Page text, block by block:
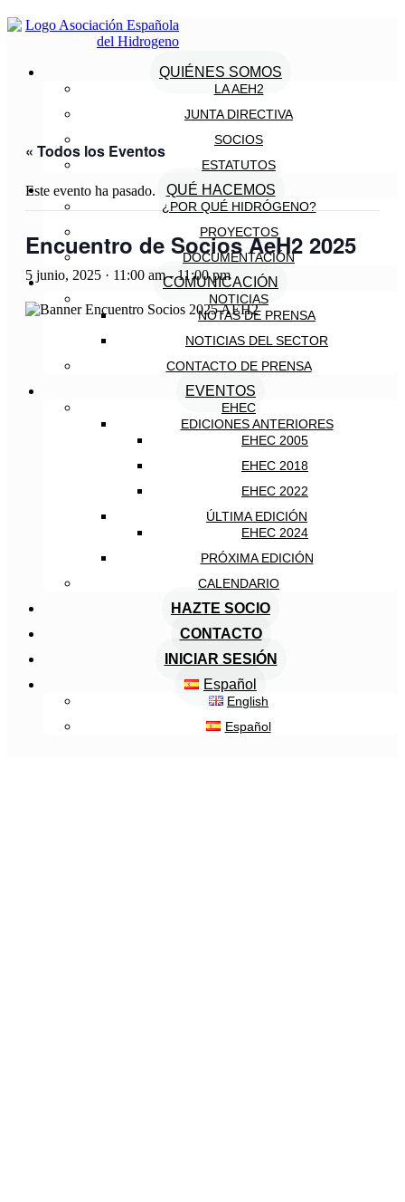
QUIÉNES SOMOS
LA AEH2
JUNTA DIRECTIVA
SOCIOS
ESTATUTOS
QUÉ HACEMOS
¿POR QUÉ HIDRÓGENO?
PROYECTOS
DOCUMENTACIÓN
COMUNICACIÓN
NOTICIAS
NOTAS DE PRENSA
NOTICIAS DEL SECTOR
CONTACTO DE PRENSA
EVENTOS
EHEC
EDICIONES ANTERIORES
EHEC 2005
EHEC 2018
EHEC 2022
ÚLTIMA EDICIÓN
EHEC 2024
PRÓXIMA EDICIÓN
CALENDARIO
HAZTE SOCIO
CONTACTO
INICIAR SESIÓN
Español
English
Español
« Todos los Eventos
Este evento ha pasado.
Encuentro de Socios AeH2 2025
5 junio, 2025 · 11:00 am-11:00 pm